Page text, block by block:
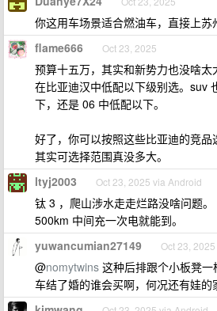
你这用车场景适合燃油车，直接上苏
flame666 Oct 23, 2025
预算十五万，其实和新势力也没啥
在比亚迪汉中低配以下级别选。suv
下，还是 06 中低配以下。
好了，你可以按照这些比亚迪的竞品
其实可选择范围真没多大。
ltyj2003 Oct 23, 2025 via Android
钛 3 ，爬山涉水走走烂路没啥问题。
500km 中间充一次电就能到。
yuwancumian27149 Oct 23, 2025
@nomytwins 这种后排跟个小板凳
车结了婚的谁会买啊，何况还有娃的